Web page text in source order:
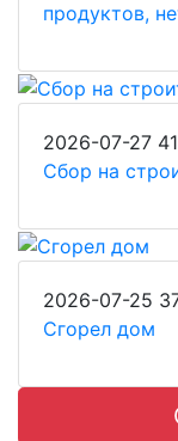
продуктов,
2026-07-27 41
Сбор на
2026-07-25
Сгорел дом